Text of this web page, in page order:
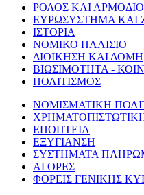
ΡΟΛΟΣ ΚΑΙ
ΕΥΡΩΣΥΣΤΗΜΑ ΚΑΙ
ΙΣΤΟΡΙΑ
ΝΟΜΙΚΟ ΠΛΑΙΣΙΟ
ΔΙΟΙΚΗΣΗ ΚΑΙ ΔΟΜΗ
ΒΙΩΣΙΜΟΤΗΤΑ -
ΠΟΛΙΤΙΣΜΟΣ
ΝΟΜΙΣΜΑΤΙΚΗ
ΕΠΟΠΤΕΙΑ
ΕΞΥΓΙΑΝΣΗ
ΣΥΣΤΗΜΑΤΑ
ΑΓΟΡΕΣ
ΦΟΡΕΙΣ ΓΕΝΙΚΗΣ